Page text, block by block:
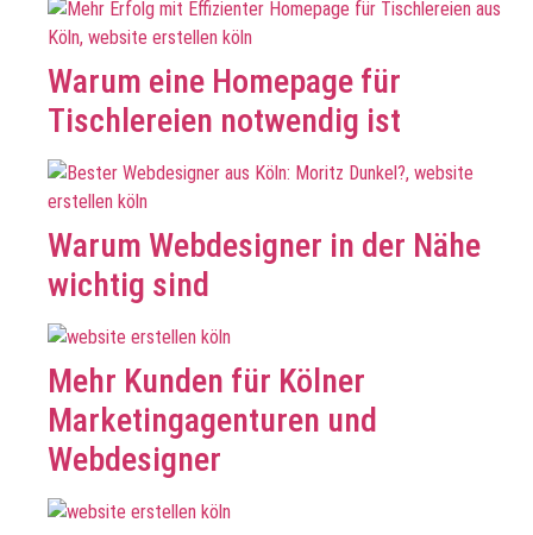
Warum eine Homepage für
Tischlereien notwendig ist
Warum Webdesigner in der Nähe
wichtig sind
Mehr Kunden für Kölner
Marketingagenturen und
Webdesigner